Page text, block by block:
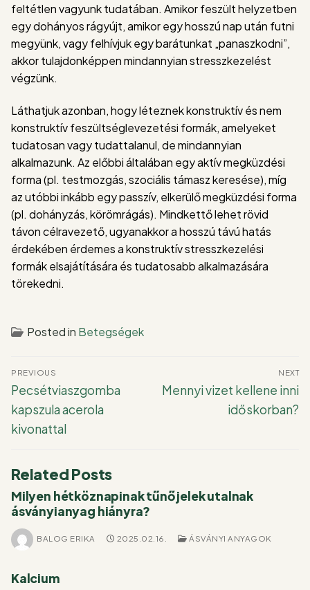
feltétlen vagyunk tudatában. Amikor feszült helyzetben
egy dohányos rágyújt, amikor egy hosszú nap után futni
megyünk, vagy felhívjuk egy barátunkat „panaszkodni”,
akkor tulajdonképpen mindannyian stresszkezelést
végzünk.
Láthatjuk azonban, hogy léteznek konstruktív és nem
konstruktív feszültséglevezetési formák, amelyeket
tudatosan vagy tudattalanul, de mindannyian
alkalmazunk. Az előbbi általában egy aktív megküzdési
forma (pl. testmozgás, szociális támasz keresése), míg
az utóbbi inkább egy passzív, elkerülő megküzdési forma
(pl. dohányzás, körömrágás). Mindkettő lehet rövid
távon célravezető, ugyanakkor a hosszú távú hatás
érdekében érdemes a konstruktív stresszkezelési
formák elsajátítására és tudatosabb alkalmazására
törekedni.
Posted in Betegségek
Bejegyzés
navigáció
PREVIOUS
Previous
post:
Pecsétviaszgomba
kapszula acerola
kivonattal
NEXT
Next
Mennyi vizet kellene inni
időskorban?
Related Posts
Milyen hétköznapinak tűnő jelek utalnak
ásványianyag hiányra?
BALOG ERIKA 2025.02.16. ÁSVÁNYI ANYAGOK
Kalcium